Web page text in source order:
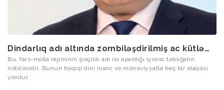
Dindarlıq adı altında zombiləşdirilmiş ac kütlə…
Bu, fars-molla rejiminin şiəçilik adı ilə apardığı iyrənc təbliğatın
nəticəsidir. Bunun həqiqi dini inanc və mənəviyyatla heç bir əlaqəsi
yoxdur.